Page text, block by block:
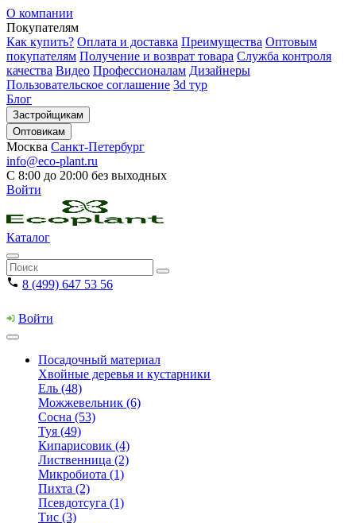
О компании
Покупателям
Как купить? Оплата и доставка Преимущества Оптовым
покупателям Получение и возврат товара Служба контроля
качества Видео Профессионалам Дизайнеры
Пользовательское соглашение 3d тур
Блог
Застройщикам
Оптовикам
Москва Санкт-Петербург
info@eco-plant.ru
С 8:00 до 20:00 без выходных
Войти
Каталог
8 (499) 647 53 56
Войти
Посадочный материал
Хвойные деревья и кустарники
Ель (48)
Можжевельник (6)
Сосна (53)
Туя (49)
Кипарисовик (4)
Лиственница (2)
Микробиота (1)
Пихта (2)
Псевдотсуга (1)
Тис (3)